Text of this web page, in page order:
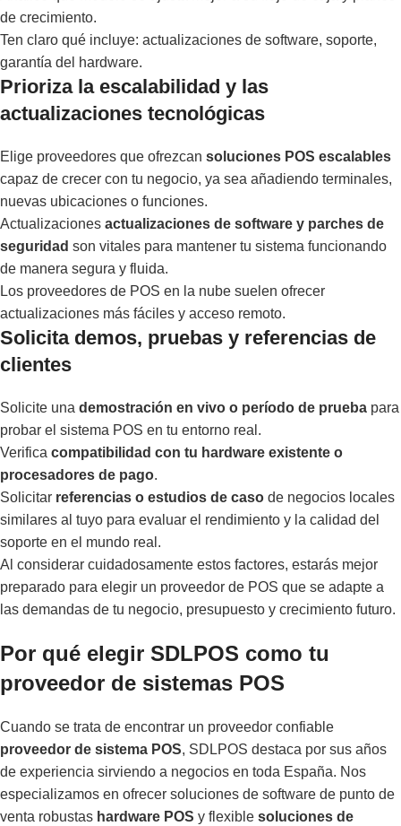
de crecimiento.
Ten claro qué incluye: actualizaciones de software, soporte,
garantía del hardware.
Prioriza la escalabilidad y las
actualizaciones tecnológicas
Elige proveedores que ofrezcan soluciones POS escalables
capaz de crecer con tu negocio, ya sea añadiendo terminales,
nuevas ubicaciones o funciones.
Actualizaciones actualizaciones de software y parches de
seguridad son vitales para mantener tu sistema funcionando
de manera segura y fluida.
Los proveedores de POS en la nube suelen ofrecer
actualizaciones más fáciles y acceso remoto.
Solicita demos, pruebas y referencias de
clientes
Solicite una demostración en vivo o período de prueba para
probar el sistema POS en tu entorno real.
Verifica compatibilidad con tu hardware existente o
procesadores de pago.
Solicitar referencias o estudios de caso de negocios locales
similares al tuyo para evaluar el rendimiento y la calidad del
soporte en el mundo real.
Al considerar cuidadosamente estos factores, estarás mejor
preparado para elegir un proveedor de POS que se adapte a
las demandas de tu negocio, presupuesto y crecimiento futuro.
Por qué elegir SDLPOS como tu
proveedor de sistemas POS
Cuando se trata de encontrar un proveedor confiable
proveedor de sistema POS, SDLPOS destaca por sus años
de experiencia sirviendo a negocios en toda España. Nos
especializamos en ofrecer soluciones de software de punto de
venta robustas hardware POS y flexible soluciones de